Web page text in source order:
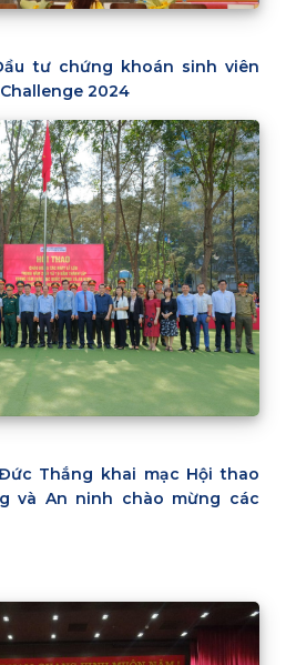
tư chứng khoán sinh viên
2024
Thắng khai mạc Hội thao
và An ninh chào mừng các